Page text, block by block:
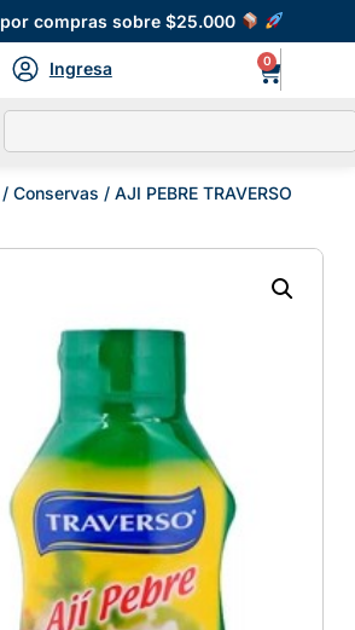
por compras sobre $25.000
Ingresa 0
/ Conservas / AJI PEBRE TRAVERSO